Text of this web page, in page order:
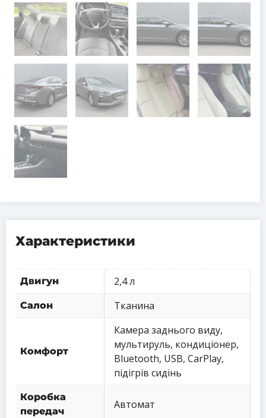
Характеристики
Двигун 2,4 л
Салон Тканина
Комфорт
Камера заднього виду,
мультируль, кондиціонер,
Bluetooth, USB, CarPlay,
підігрів сидінь
Коробка
передач
Автомат